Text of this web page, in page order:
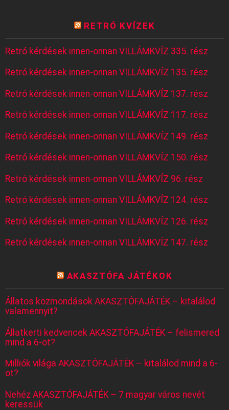
RETRÓ KVÍZEK
Retró kérdések innen-onnan VILLÁMKVÍZ 335. rész
Retró kérdések innen-onnan VILLÁMKVÍZ 135. rész
Retró kérdések innen-onnan VILLÁMKVÍZ 137. rész
Retró kérdések innen-onnan VILLÁMKVÍZ 117. rész
Retró kérdések innen-onnan VILLÁMKVÍZ 149. rész
Retró kérdések innen-onnan VILLÁMKVÍZ 150. rész
Retró kérdések innen-onnan VILLÁMKVÍZ 96. rész
Retró kérdések innen-onnan VILLÁMKVÍZ 124. rész
Retró kérdések innen-onnan VILLÁMKVÍZ 126. rész
Retró kérdések innen-onnan VILLÁMKVÍZ 147. rész
AKASZTÓFA JÁTÉKOK
Állatos közmondások AKASZTÓFAJÁTÉK – kitalálod
valamennyit?
Állatkerti kedvencek AKASZTÓFAJÁTÉK – felismered
mind a 6-ot?
Milliók világa AKASZTÓFAJÁTÉK – kitalálod mind a 6-
ot?
Nehéz AKASZTÓFAJÁTÉK – 7 magyar város nevét
keressük